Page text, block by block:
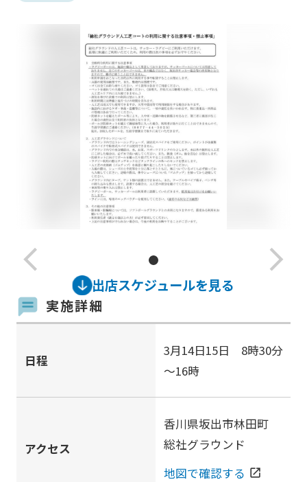
arrow_back_ios_new arrow_forward_ios
出店スケジュールを見る
実施詳細
日程
3月14日15日 8時30分
～16時
アクセス
香川県坂出市林田町
総社グラウンド
地図で確認する open_in_new